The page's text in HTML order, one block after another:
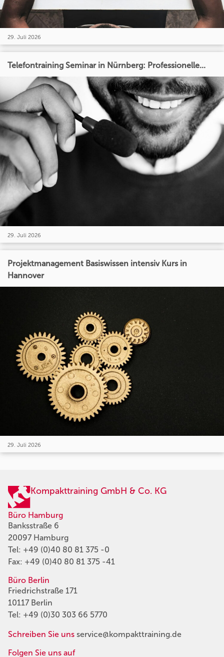
29. Juli 2026
Telefontraining Seminar in Nürnberg: Professionelle...
29. Juli 2026
Projektmanagement Basiswissen intensiv Kurs in
Hannover
29. Juli 2026
Kompakttraining GmbH & Co. KG
Büro Hamburg
Banksstraße 6
20097 Hamburg
Tel: +49 (0)40 80 81 375 -0
Fax: +49 (0)40 80 81 375 -41
Büro Berlin
Friedrichstraße 171
10117 Berlin
Tel: +49 (0)30 303 66 5770
Schreiben Sie uns service@kompakttraining.de
Folgen Sie uns auf